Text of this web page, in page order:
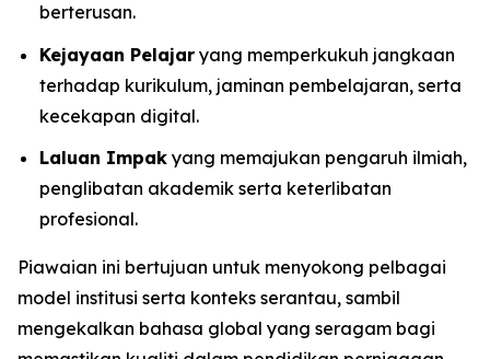
berterusan.
Kejayaan Pelajar yang memperkukuh jangkaan
terhadap kurikulum, jaminan pembelajaran, serta
kecekapan digital.
Laluan Impak yang memajukan pengaruh ilmiah,
penglibatan akademik serta keterlibatan
profesional.
Piawaian ini bertujuan untuk menyokong pelbagai
model institusi serta konteks serantau, sambil
mengekalkan bahasa global yang seragam bagi